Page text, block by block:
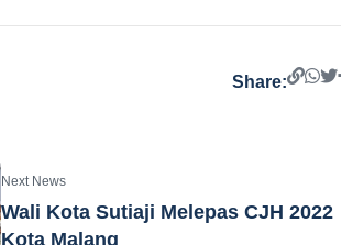
Share:
Next News
Wali Kota Sutiaji Melepas CJH 2022
Kota Malang